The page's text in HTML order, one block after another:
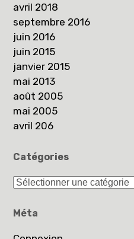
avril 2018
septembre 2016
juin 2016
juin 2015
janvier 2015
mai 2013
août 2005
mai 2005
avril 206
Catégories
Catégories
Méta